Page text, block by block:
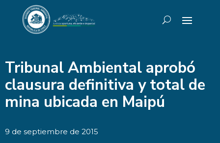
Tribunal Ambiental aprobó
clausura definitiva y total de
mina ubicada en Maipú
9 de septiembre de 2015